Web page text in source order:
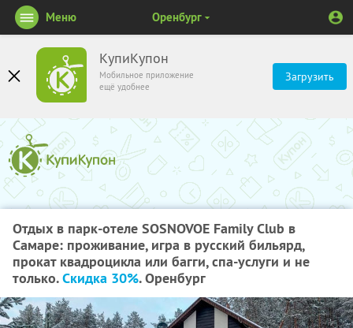
КупиКупон
Мобильное приложение
ещё удобнее
Загрузить
Меню Оренбург
Отдых в парк-отеле SOSNOVOE Family Club в
Самаре: проживание, игра в русский бильярд,
прокат квадроцикла или багги, спа-услуги и не
только.Скидка 30%. Оренбург